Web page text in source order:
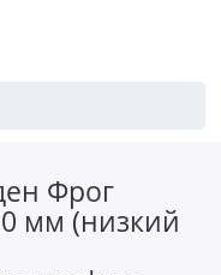
Фрог
мм (низкий